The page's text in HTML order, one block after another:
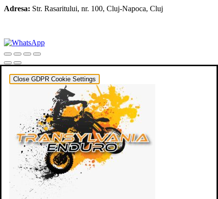
Adresa: Str. Rasaritului, nr. 100, Cluj-Napoca, Cluj
Close GDPR Cookie Settings